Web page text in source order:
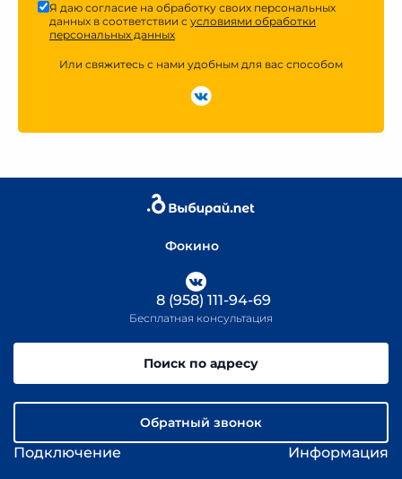
Я даю согласие на обработку своих персональных
данных в соответствии с условиями обработки
персональных данных
Или свяжитесь с нами удобным для вас способом
Фокино
Подключение Информация
8 (958) 111-94-69
Бесплатная консультация
Поиск по адресу
Обратный звонок